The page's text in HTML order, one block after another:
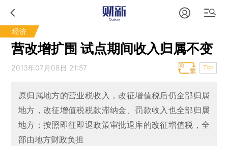
经济
营改增扩围 试点期间收入归属不变
2013年07月08日 21:57 T中
原归属地方的营业税收入，改征增值税后仍全部归属
地方，改征增值税税款滞纳金、罚款收入也全部归属
地方；按照即征即退政策审批退库的改征增值税，全
部由地方财政负担